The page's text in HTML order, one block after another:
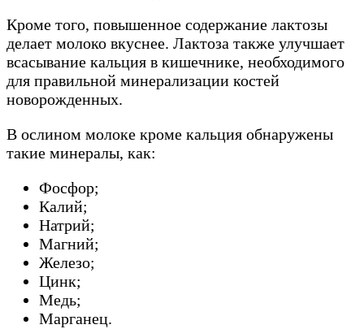
Кроме того, повышенное содержание лактозы
делает молоко вкуснее. Лактоза также улучшает
всасывание кальция в кишечнике, необходимого
для правильной минерализации костей
новорожденных.
В ослином молоке кроме кальция обнаружены
такие минералы, как:
Фосфор;
Калий;
Натрий;
Магний;
Железо;
Цинк;
Медь;
Марганец.